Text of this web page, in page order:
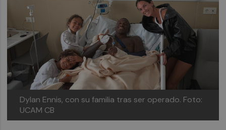
Dylan Ennis, con su familia tras ser operado. Foto:
UCAM CB